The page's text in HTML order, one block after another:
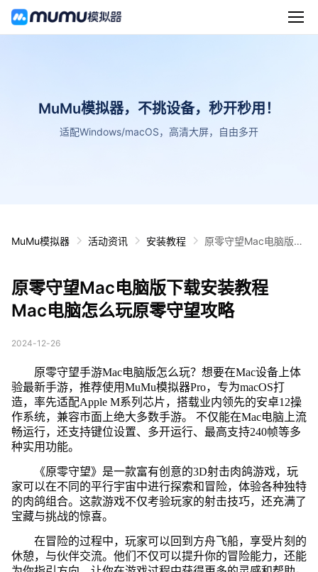
MuMu模拟器，不挑设备，秒开秒用！
适配Windows/macOS，高清大屏，自由多开
MuMu模拟器 活动资讯 安装教程
原零守望Mac电脑版下
原零守望Mac电脑版下载安装教程
Mac电脑怎么玩原零守望攻略
2024-12-26
原零守望手游Mac电脑版怎么玩？想要在Mac设备上体
验最新手游，推荐使用MuMu模拟器Pro，专为macOS打
造，率先适配Apple M系列芯片，搭载业内领先的安卓12操
作系统，兼容市面上绝大多数手游。 不仅能在Mac电脑上流
畅运行，还支持键位设置、多开运行、最高支持240帧等多
种实用功能。
《原零守望》是一款富有创意的3D射击肉鸽游戏，玩
家可以在不同的平行宇宙中进行探索和冒险，体验各种独特
的肉鸽组合。这款游戏不仅考验玩家的射击技巧，还充满了
宝藏与挑战的惊喜。
在冒险的过程中，玩家可以回到方舟飞船，享受片刻的
休憩，与伙伴交流。他们不仅可以提升你的冒险能力，还能